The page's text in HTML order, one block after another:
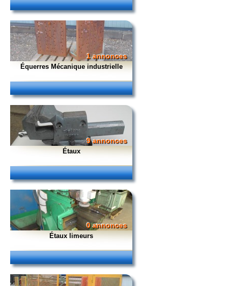
1 annonces
Équerres Mécanique industrielle
9 annonces
Étaux
0 annonces
Étaux limeurs